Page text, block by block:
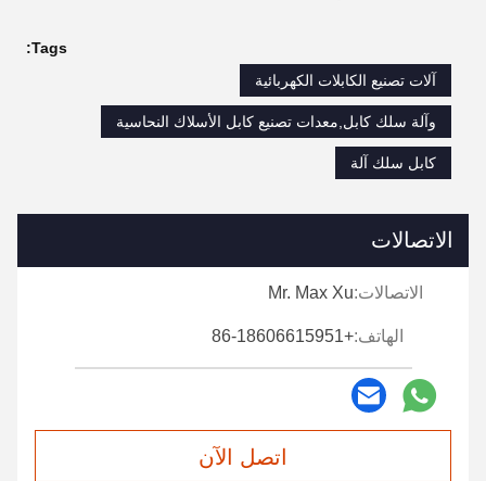
Tags:
آلات تصنيع الكابلات الكهربائية
وآلة سلك كابل,معدات تصنيع كابل الأسلاك النحاسية
كابل سلك آلة
الاتصالات
الاتصالات:Mr. Max Xu
الهاتف:+86-18606615951
اتصل الآن